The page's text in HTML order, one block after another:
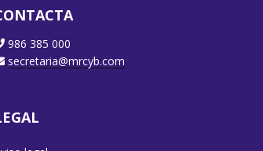
986 385 000
secretaria@mrcyb.com